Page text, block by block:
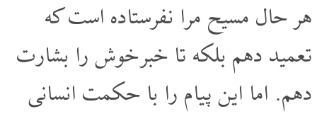
هر حال مسیح مرا نفرستاده است که
تعمید دهم بلکه تا خبر خوش را بشارت
دهم. اما این پیام را با حکمت انسانی